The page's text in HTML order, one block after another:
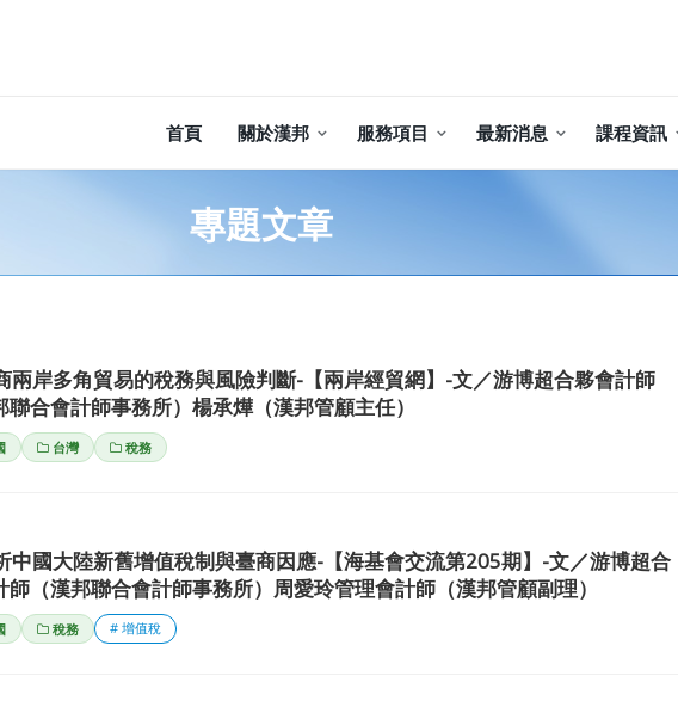
首頁 關於漢邦 服務項目 最新消息 課程資訊
專題文章
兩岸多角貿易的稅務與風險判斷-【兩岸經貿網】-文／游博超合夥會計師
聯合會計師事務所）楊承燁（漢邦管顧主任）
台灣 稅務
中國大陸新舊增值稅制與臺商因應-【海基會交流第205期】-文／游博超合
師（漢邦聯合會計師事務所）周愛玲管理會計師（漢邦管顧副理）
稅務 # 增值稅